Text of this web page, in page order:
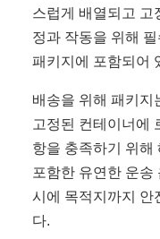
스럽게 배열되고 고
정과 작동을 위해
패키지에 포함되어
배송을 위해 패키지
고정된 컨테이너에
항을 충족하기 위해
포함한 유연한 운송
시에 목적지까지 안
다.